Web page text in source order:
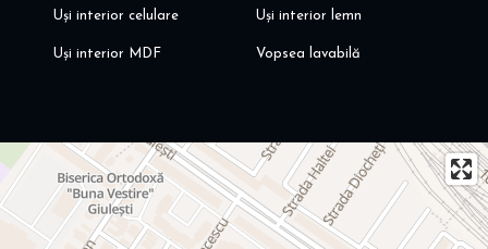
Uși interior celulare Uși interior lemn
Uși interior MDF Vopsea lavabilă